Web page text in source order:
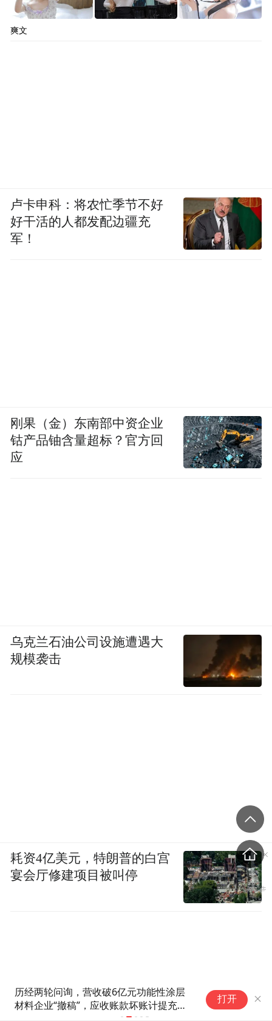
历经两轮问询，营收破6亿元功能性涂层
材料企业“撤稿”，应收账款坏账计提充分
性及销售费用率低于同行均值合理性遭“连
立景创新冲刺港股 年入
中之困
打开
爽文
卢卡申科：将农忙季节不好
好干活的人都发配边疆充
军！
刚果（金）东南部中资企业
钴产品铀含量超标？官方回
应
乌克兰石油公司设施遭遇大
规模袭击
耗资4亿美元，特朗普的白宫
宴会厅修建项目被叫停